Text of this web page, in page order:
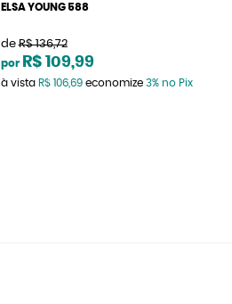
ELSA YOUNG 588
de R$ 136,72
por R$ 109,99
à vista R$ 106,69economize 3% no Pix